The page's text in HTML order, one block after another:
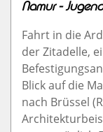
Namur -
Fahrt in die
der Zitadelle,
Blick auf die
nach Brüssel